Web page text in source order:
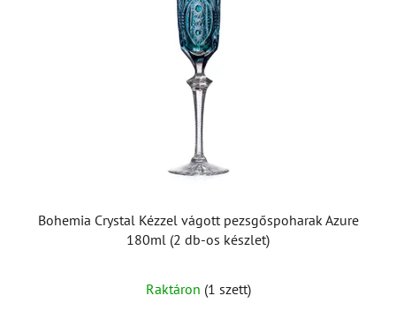
Bohemia Crystal Kézzel vágott pezsgőspoharak Azure
180ml (2 db-os készlet)
Raktáron (1 szett)